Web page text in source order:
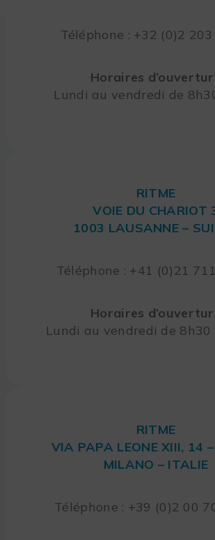
Téléphone : +32 (0)2
Horaires
Lundi au vendredi de
RITME
VOIE DU CHARIOT
1003 LAUSANNE –
Téléphone : +41 (0)21
Horaires
Lundi au vendredi de 8h30
RITME
VIA PAPA LEONE XIII, 14
MILANO – ITALIE
Téléphone : +39 (0)2 00